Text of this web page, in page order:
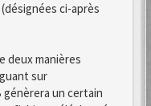
ci-après
deux manières
sur
un certain